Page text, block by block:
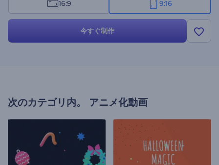
作成してくれるので、すぐに作成できます。今すぐ作成しましょう！
16:9 9:16
今すぐ制作
次のカテゴリ内。 アニメ化動画